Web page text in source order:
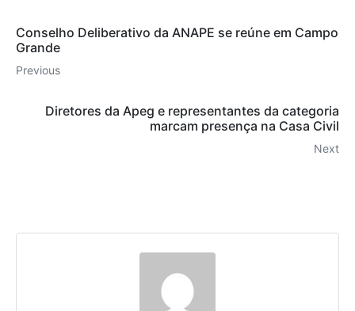
Conselho Deliberativo da ANAPE se reúne em Campo
Grande
Previous
Diretores da Apeg e representantes da categoria
marcam presença na Casa Civil
Next